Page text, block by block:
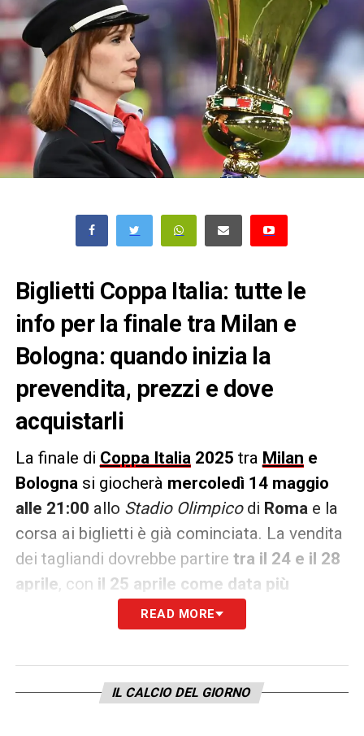
Biglietti Coppa Italia: tutte le
info per la finale tra Milan e
Bologna: quando inizia la
prevendita, prezzi e dove
acquistarli
La finale di Coppa Italia 2025 tra Milan e
Bologna si giocherà mercoledì 14 maggio
alle 21:00 allo Stadio Olimpicodi Roma e la
corsa ai biglietti è già cominciata. La vendita
dei tagliandi dovrebbe partire tra il 24 e il 28
aprile, con il 25 aprile come data più
. La vendita avverrà in diverse fasi:
prevendita per abbonati delle due
affiliati, poi la vendita libera.
READ MORE
IL CALCIO DEL GIORNO